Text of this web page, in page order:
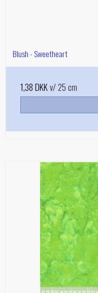
Blush - Sweetheart
1,38 DKKv/ 25 cm